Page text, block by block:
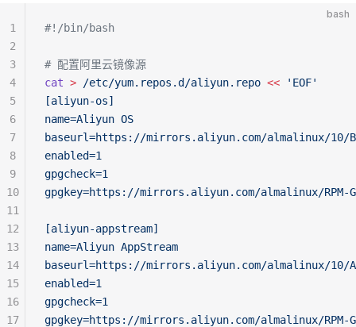
bash
#!/bin/bash
# 配置阿里云镜像源
cat > /etc/yum.repos.d/aliyun.repo << 'EOF'
[aliyun-os]
name=Aliyun OS
baseurl=https://mirrors.aliyun.com/almalinux/10/
enabled=1
gpgcheck=1
gpgkey=https://mirrors.aliyun.com/almalinux/RPM-
[aliyun-appstream]
name=Aliyun AppStream
baseurl=https://mirrors.aliyun.com/almalinux/10/
enabled=1
gpgcheck=1
gpgkey=https://mirrors.aliyun.com/almalinux/RPM-
1
2
3
4
5
6
7
8
9
10
11
12
13
14
15
16
17